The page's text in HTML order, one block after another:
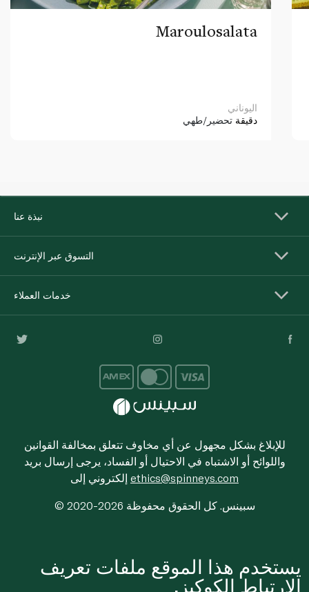
Maroulosalata
اليوناني
دقيقة تحضير/طهي
نبذة عنا
التسوق عبر الإنترنت
خدمات العملاء
للإبلاغ بشكل مجهول عن أي مخاوف تتعلق بمخالفة القوانين
واللوائح أو الاشتباه في الاحتيال أو الفساد، يرجى إرسال بريد
ethics@spinneys.com
© 2020-2026 سبينس. كل الحقوق محفوظة
يستخدم هذا الموقع ملفات تعريف
الارتباط الكوكيز.